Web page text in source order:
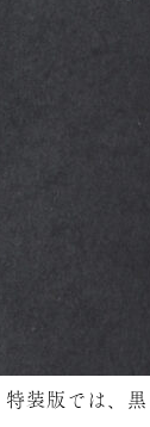
装版では、